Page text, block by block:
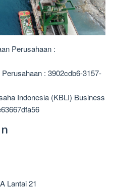
Perusahaan :
: 3902cdb6-3157-
Indonesia (KBLI) Business
Lantai 21